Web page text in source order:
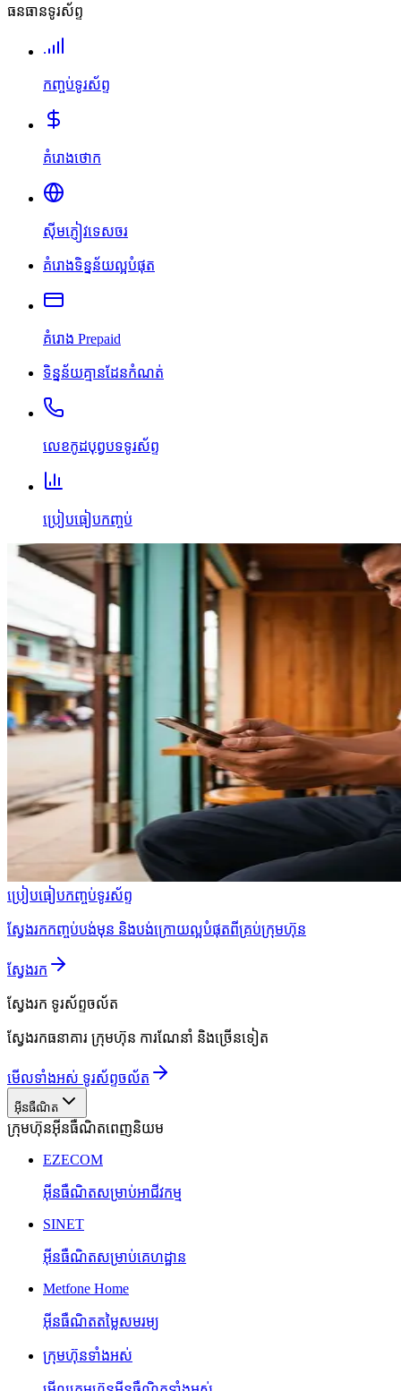
ធនធានទូរស័ព្ទ
កញ្ចប់ទូរស័ព្ទ
គំរោងថោក
ស៊ីមភ្ញៀវទេសចរ
គំរោងទិន្នន័យល្អបំផុត
គំរោង Prepaid
ទិន្នន័យគ្មានដែនកំណត់
លេខកូដបុព្វបទទូរស័ព្ទ
ប្រៀបធៀបកញ្ចប់
ប្រៀបធៀបកញ្ចប់ទូរស័ព្ទ
ស្វែងរកកញ្ចប់បង់មុន និងបង់ក្រោយល្អបំផុតពីគ្រប់ក្រុមហ៊ុន
ស្វែងរក
ស្វែងរក ទូរស័ព្ទចល័ត
ស្វែងរកធនាគារ ក្រុមហ៊ុន ការណែនាំ និងច្រើនទៀត
មើលទាំងអស់ ទូរស័ព្ទចល័ត
អ៊ីនធឺណិត
ក្រុមហ៊ុនអ៊ីនធឺណិតពេញនិយម
EZECOM
អ៊ីនធឺណិតសម្រាប់អាជីវកម្ម
SINET
អ៊ីនធឺណិតសម្រាប់គេហដ្ឋាន
Metfone Home
អ៊ីនធឺណិតតម្លៃសមរម្យ
ក្រុមហ៊ុនទាំងអស់